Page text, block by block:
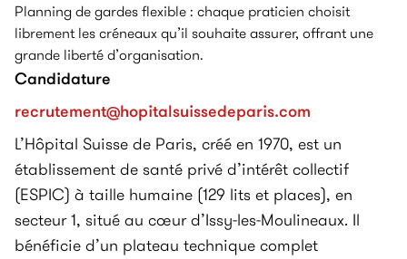
Planning de gardes flexible : chaque praticien choisit
librement les créneaux qu’il souhaite assurer, offrant une
grande liberté d’organisation.
Candidature
recrutement@hopitalsuissedeparis.com
L’Hôpital Suisse de Paris, créé en 1970, est un
établissement de santé privé d’intérêt collectif
(ESPIC) à taille humaine (129 lits et places), en
secteur 1, situé au cœur d’Issy-les-Moulineaux. Il
bénéficie d’un plateau technique complet